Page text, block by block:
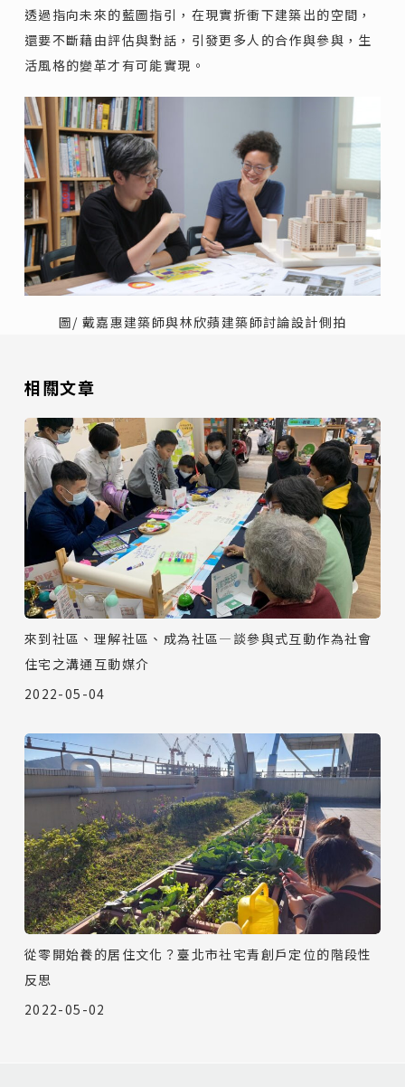
透過指向未來的藍圖指引，在現實折衝下建築出的空間，
還要不斷藉由評估與對話，引發更多人的合作與參與，生
活風格的變革才有可能實現。
圖/ 戴嘉惠建築師與林欣蘋建築師討論設計側拍
相關文章
來到社區、理解社區、成為社區—談參與式互動作為社會
住宅之溝通互動媒介
2022-05-04
從零開始養的居住文化？臺北市社宅青創戶定位的階段性
反思
2022-05-02